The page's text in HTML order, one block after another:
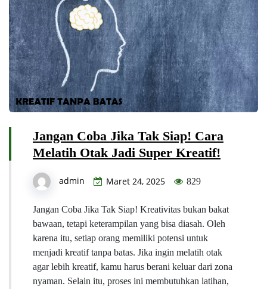
Jangan Coba Jika Tak Siap! Cara
Melatih Otak Jadi Super Kreatif!
admin Maret 24, 2025 829
Jangan Coba Jika Tak Siap! Kreativitas bukan bakat
bawaan, tetapi keterampilan yang bisa diasah. Oleh
karena itu, setiap orang memiliki potensi untuk
menjadi kreatif tanpa batas. Jika ingin melatih otak
agar lebih kreatif, kamu harus berani keluar dari zona
nyaman. Selain itu, proses ini membutuhkan latihan,